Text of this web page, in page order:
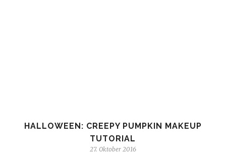
HALLOWEEN: CREEPY PUMPKIN MAKEUP
TUTORIAL
27. Oktober 2016